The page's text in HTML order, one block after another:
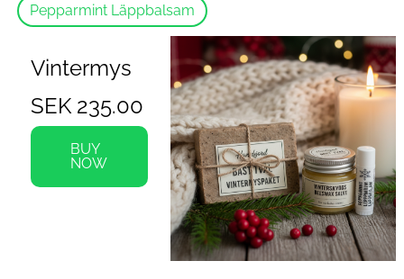
Pepparmint Läppbalsam
Vintermys
SEK 235.00
BUY
NOW